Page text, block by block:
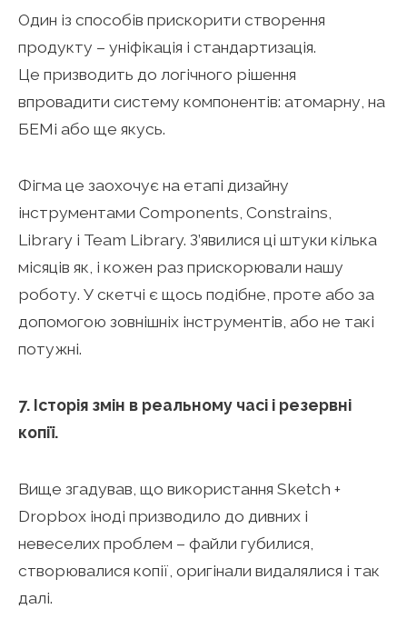
Один із способів прискорити створення
продукту – уніфікація і стандартизація.
Це призводить до логічного рішення
впровадити систему компонентів: атомарну, на
БЕМі або ще якусь.
Фігма це заохочує на етапі дизайну
інструментами Components, Constrains,
Library і Team Library. З’явилися ці штуки кілька
місяців як, і кожен раз прискорювали нашу
роботу. У скетчі є щось подібне, проте або за
допомогою зовнішніх інструментів, або не такі
потужні.
7. Історія змін в реальному часі і резервні
копії.
Вище згадував, що використання Sketch +
Dropbox іноді призводило до дивних і
невеселих проблем – файли губилися,
створювалися копії, оригінали видалялися і так
далі.